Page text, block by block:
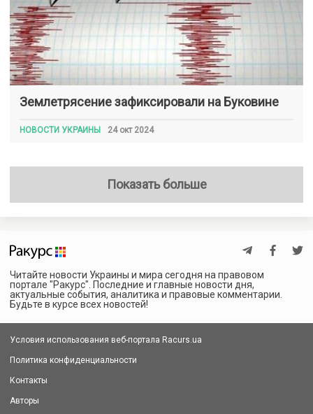
Землетрясение зафиксировали на Буковине
НОВОСТИ УКРАИНЫ 24 окт 2024
Показать больше
Читайте новости Украины и мира сегодня на правовом
портале "Ракурс". Последние и главные новости дня,
актуальные события, аналитика и правовые комментарии.
Будьте в курсе всех новостей!
Условия использования веб-портала Racurs.ua
Политика конфиденциальности
Контакты
Авторы